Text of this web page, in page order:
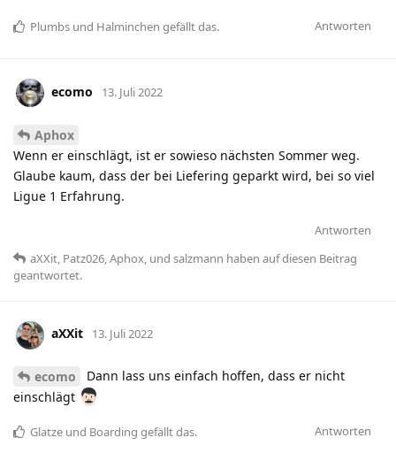
Antworten
Plumbs und Halminchen gefällt das.
ecomo 13. Juli 2022
Aphox
Wenn er einschlägt, ist er sowieso nächsten Sommer weg.
Glaube kaum, dass der bei Liefering geparkt wird, bei so viel
Ligue 1 Erfahrung.
Antworten
aXXit, Patz026,Aphox, und salzmann haben auf diesen Beitrag
geantwortet.
aXXit 13. Juli 2022
ecomo
Dann lass uns einfach hoffen, dass er nicht
einschlägt
Antworten
Glatze und Boarding gefällt das.